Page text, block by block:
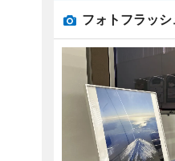
フォトフラッシ